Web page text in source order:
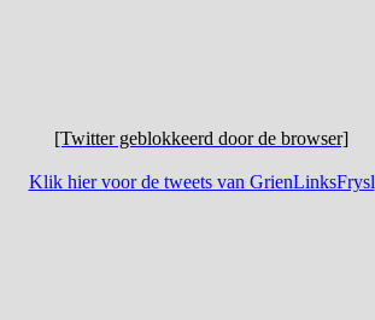
[Twitter geblokkeerd door de browser]
Klik hier voor de tweets van GrienLinksFrysl